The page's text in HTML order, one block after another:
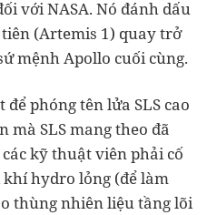
với NASA. Nó đánh dấu
(Artemis 1) quay trở
mệnh Apollo cuối cùng.
phóng tên lửa SLS cao
SLS mang theo đã
kỹ thuật viên phải cố
khí hydro lỏng (để làm
thùng nhiên liệu tầng lõi